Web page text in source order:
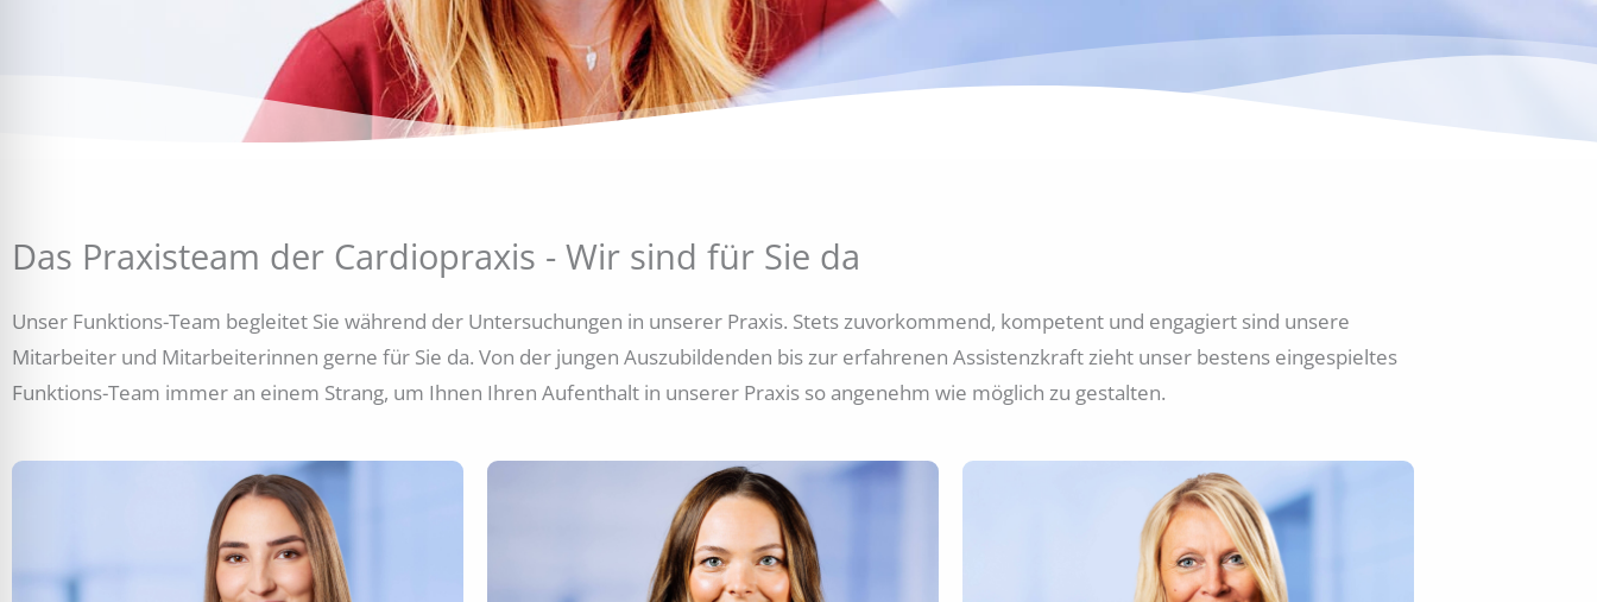
Das Praxisteam der Cardiopraxis - Wir sind für Sie da
Unser Funktions-Team begleitet Sie während der Untersuchungen in unserer Praxis. Stets zuvorkommend, kompetent und engagiert sind unsere
Mitarbeiter und Mitarbeiterinnen gerne für Sie da. Von der jungen Auszubildenden bis zur erfahrenen Assistenzkraft zieht unser bestens eingespieltes
Funktions-Team immer an einem Strang, um Ihnen Ihren Aufenthalt in unserer Praxis so angenehm wie möglich zu gestalten.